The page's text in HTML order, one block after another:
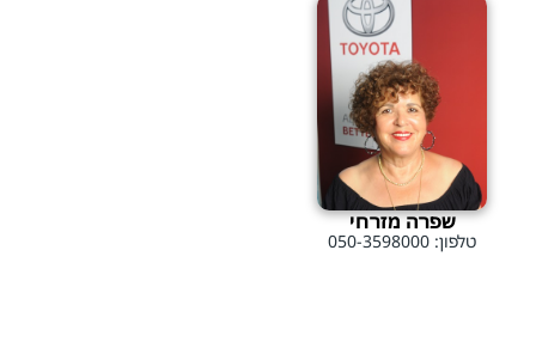
שפרה מזרחי
טלפון: 050-3598000